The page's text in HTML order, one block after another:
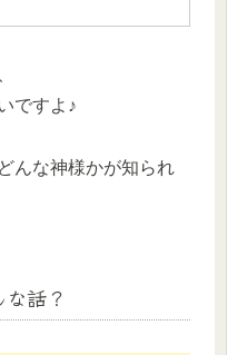
ですよ♪
んな神様かが知られ
な話？